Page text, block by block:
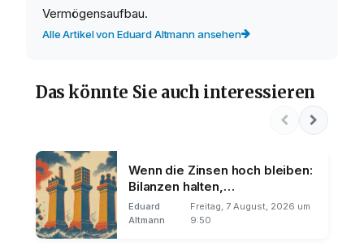
Vermögensaufbau.
Alle Artikel von Eduard Altmann ansehen
Das könnte Sie auch interessieren
Wenn die Zinsen hoch bleiben:
Bilanzen halten,
Wachstumsstorys brechen
Eduard
Altmann
Freitag, 7 August, 2026 um
9:50